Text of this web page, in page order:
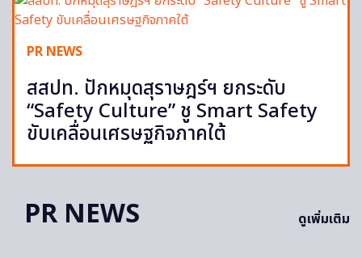
PR NEWS
สสปท. ปักหมุดสุราษฎร์ฯ ยกระดับ
“Safety Culture” ชู Smart Safety
ขับเคลื่อนเศรษฐกิจภาคใต้
PR NEWS ดูเพิ่มเติม